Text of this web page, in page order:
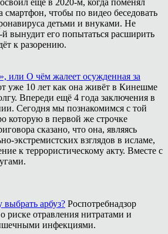
чтобы по видео беседовать
детьми и внуками. Не
й вынудит его попытаться расширить
к разорению.
или О чём жалеет осужденная за
уже 10 лет как она живёт в Кинешме
Впереди ещё 4 года заключения в
Сегодня мы познакомимся с той
которую в первой же строчке
сказано, что она, являясь
экстремистских взглядов в исламе,
к террористическому акту. Вместе с
арбуз? Роспотребнадзор
риске отравления нитратами и
инфекциями.